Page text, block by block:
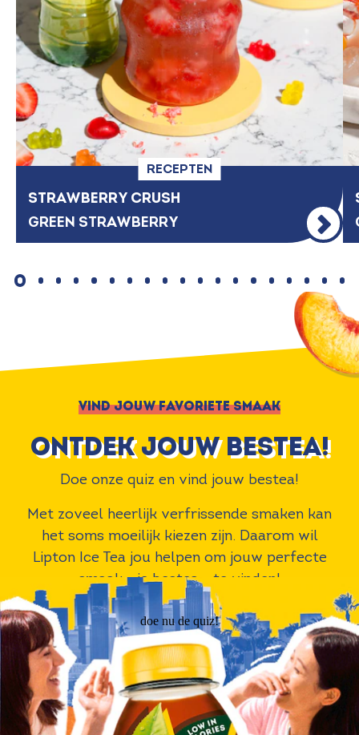
GREEN STRAWBERRY
STRAWBERRY CRUSH
RECEPTEN
VIND JOUW FAVORIETE SMAAK
ontdek jouw bestea!
Doe onze quiz en vind jouw bestea!
Met zoveel heerlijk verfrissende smaken kan
het soms moeilijk kiezen zijn. Daarom wil
Lipton Ice Tea jou helpen om jouw perfecte
smaak - je bestea - te vinden!
doe nu de quiz!